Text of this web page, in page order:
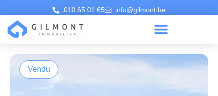
010 65 01 65 info@gilmont.be
Vendu